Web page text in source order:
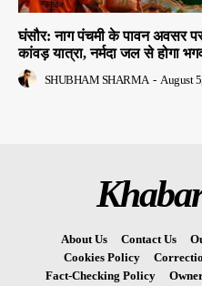
घंसौर: नाग पंचमी के पावन अवसर
कांवड़ यात्रा, नर्मदा जल से होगा
SHUBHAM SHARMA - August
About Us Contact Us
Cookies Policy
Fact-Checking Policy